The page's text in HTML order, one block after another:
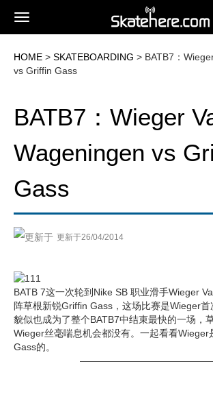
HOME > SKATEBOARDING > BATB7：
vs Griffin Gass
BATB7：Wieger
Wageningen vs
Gass
更新于26/04/2014
BATB 7这一次轮到Nike SB 职业滑手Wieger
阵草根新锐Griffin Gass，这场比赛是Wieger首
貌似也成为了整个BATB7中结束最快的一场，
Wieger丝毫喘息机会都没有。一起看看Wieger
Gass的。